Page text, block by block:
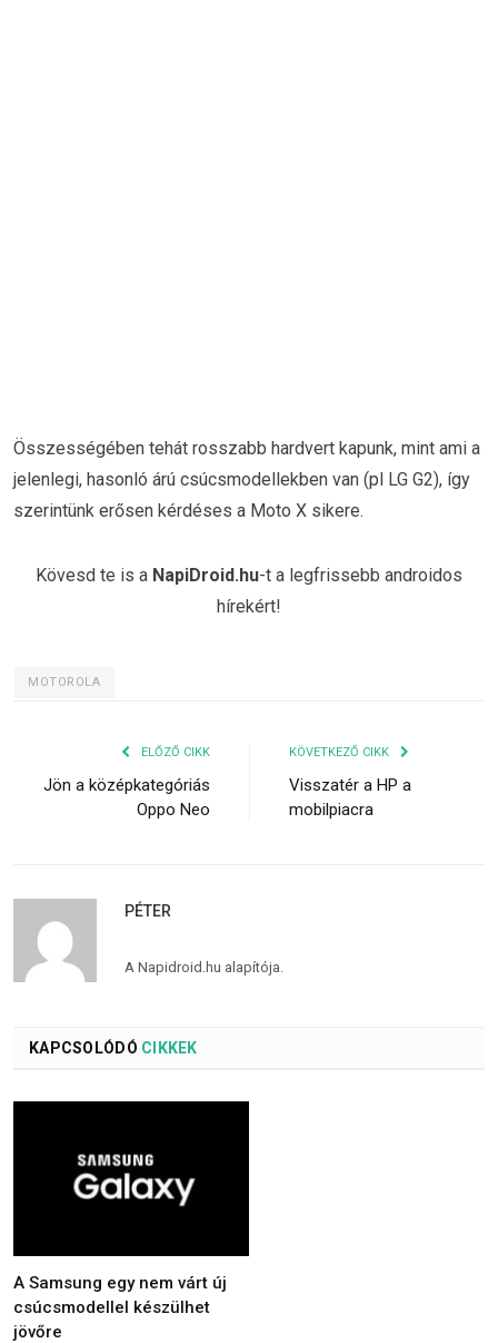
Összességében tehát rosszabb hardvert kapunk, mint ami a
jelenlegi, hasonló árú csúcsmodellekben van (pl LG G2), így
szerintünk erősen kérdéses a Moto X sikere.
Kövesd te is a NapiDroid.hu-t a legfrissebb androidos
hírekért!
MOTOROLA
ELŐZŐ CIKK
Jön a középkategóriás
Oppo Neo
KÖVETKEZŐ CIKK
Visszatér a HP a
mobilpiacra
PÉTER
A Napidroid.hu alapítója.
KAPCSOLÓDÓ CIKKEK
A Samsung egy nem várt új
csúcsmodellel készülhet
jövőre